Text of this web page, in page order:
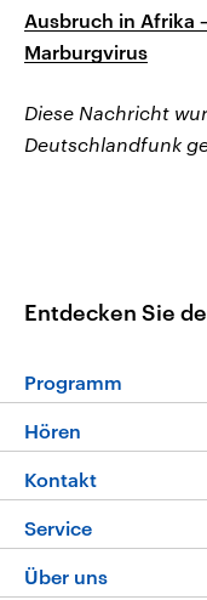
Ausbruch in Afrika
Marburgvirus
Diese Nachricht
Deutschlandfunk
Entdecken Sie
Programm
Programm
Die
Neue
Hören
Livestream
Podcasts
Kontakt
Hörerservice
Service
FAQ
Über uns